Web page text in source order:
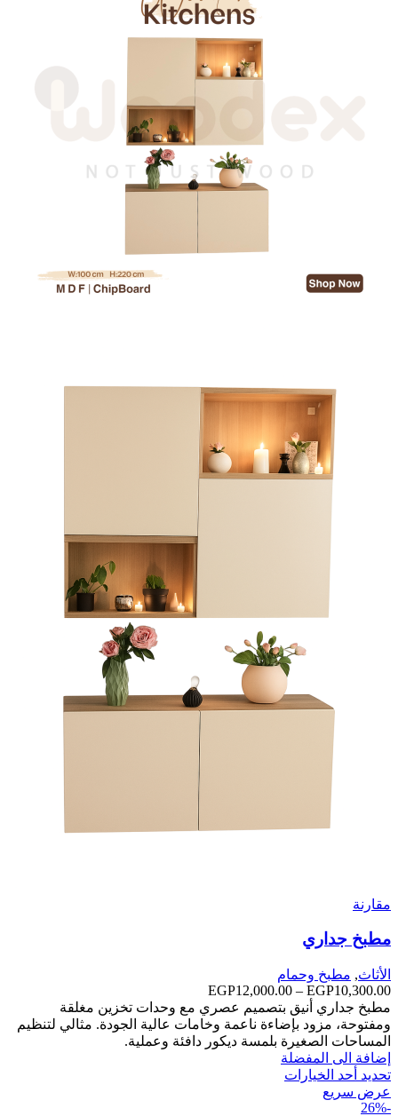
مقارنة
مطبخ جداري
الأثاث, مطبخ وحمام
EGP10,300.00
–
EGP12,000.00
نطاق
السعر:
من
مطبخ جداري أنيق بتصميم عصري مع وحدات تخزين مغلقة
ومفتوحة، مزود بإضاءة ناعمة وخامات عالية الجودة. مثالي لتنظيم
المساحات الصغيرة بلمسة ديكور دافئة وعملية.
إضافة الى المفضلة
تحديد أحد الخيارات
عرض سريع
-26%